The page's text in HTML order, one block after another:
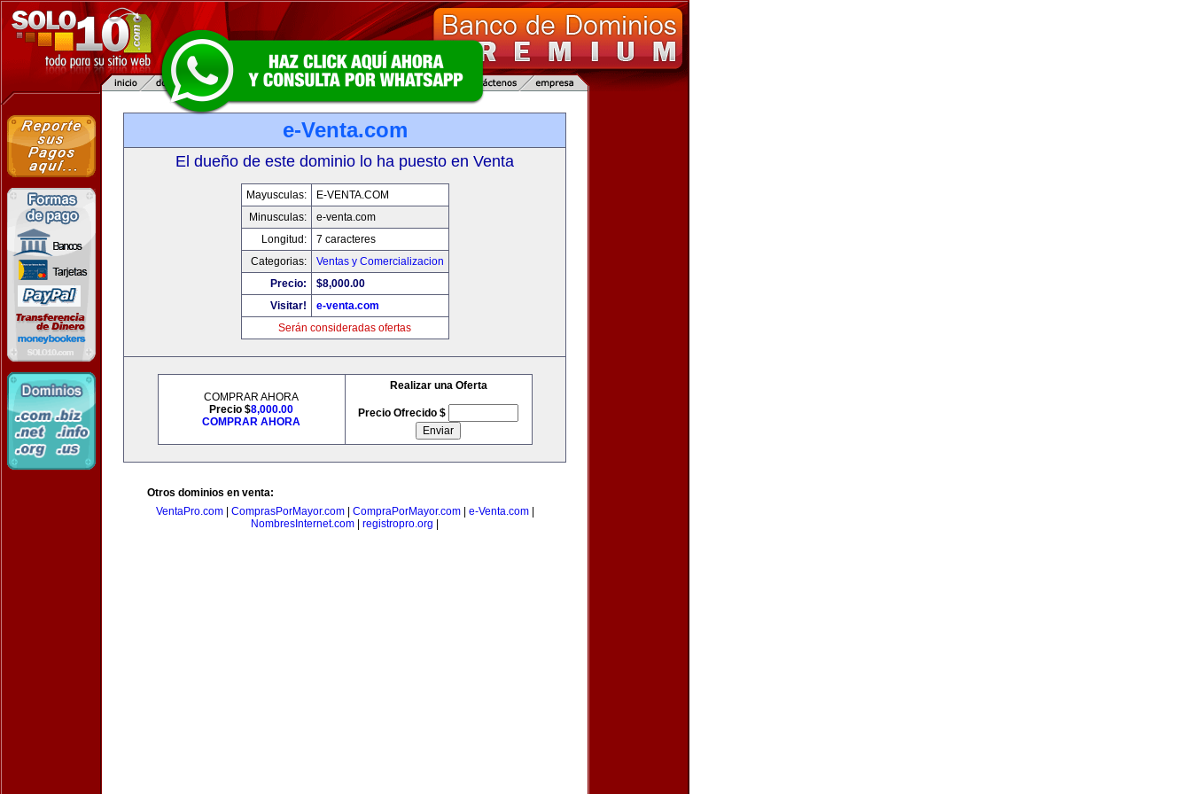
e-Venta.com
El dueño de este dominio lo ha puesto en Venta
Mayusculas:
E-VENTA.COM
Minusculas:
e-venta.com
Longitud:
7 caracteres
Categorias:
Ventas y Comercializacion
Precio:
$8,000.00
Visitar!
e-venta.com
Serán consideradas ofertas
COMPRAR AHORA
Precio $8,000.00
COMPRAR AHORA
Realizar una Oferta
Precio Ofrecido $
Otros dominios en venta:
VentaPro.com| ComprasPorMayor.com| CompraPorMayor.com| e-Venta.com|
NombresInternet.com
registropro.org